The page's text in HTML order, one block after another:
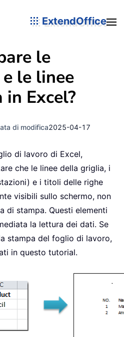
ExtendOffice
le
le linee
Excel?
di modifica2025-04-17
di lavoro di Excel,
che le linee della griglia, i
e i titoli delle righe
visibili sullo schermo, non
di stampa. Questi elementi
la lettura dei dati. Se
stampa del foglio di lavoro,
in questo tutorial.